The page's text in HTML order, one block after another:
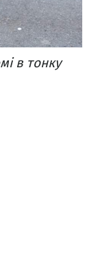
в тонку